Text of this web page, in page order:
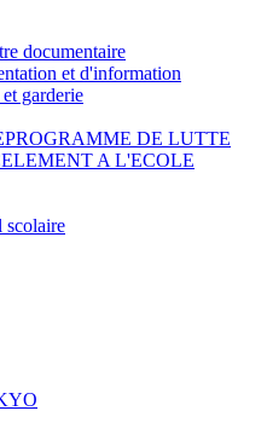
documentaire
et d'information
garderie
PROGRAMME DE LUTTE
A L'ECOLE
scolaire